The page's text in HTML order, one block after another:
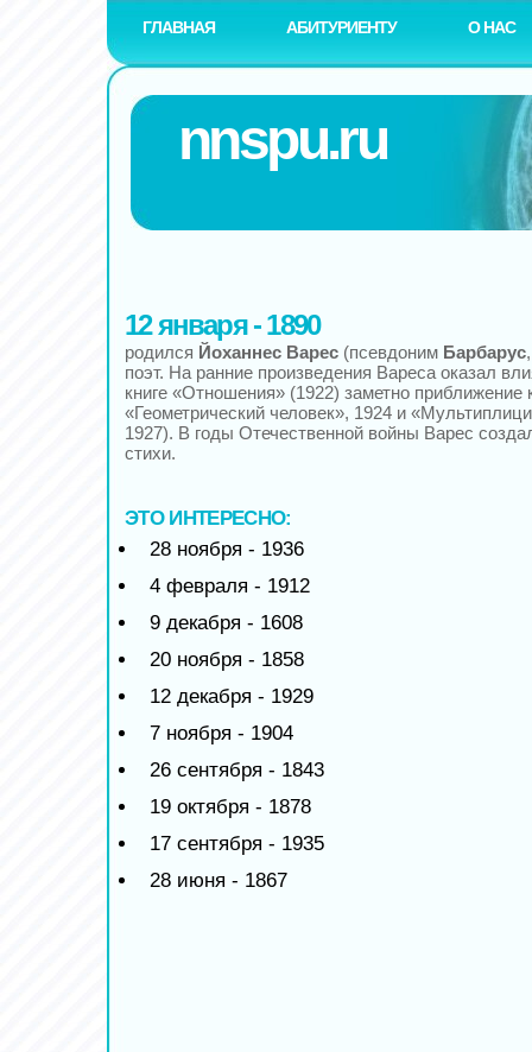
ГЛАВНАЯ АБИТУРИЕНТУ О НАС
nnspu.ru
12 января - 1890
родился Йоханнес Варес (псевдоним Барбарус
поэт. На ранние произведения Вареса оказал
книге «Отношения» (1922) заметно приближение
«Геометрический человек», 1924 и
1927). В годы Отечественной войны Варес
стихи.
ЭТО ИНТЕРЕСНО:
28 ноября - 1936
4 февраля - 1912
9 декабря - 1608
20 ноября - 1858
12 декабря - 1929
7 ноября - 1904
26 сентября - 1843
19 октября - 1878
17 сентября - 1935
28 июня - 1867